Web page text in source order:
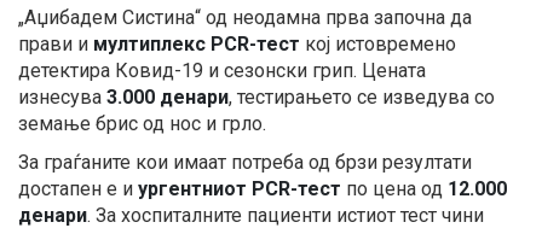
„Аџибадем Систина“ од неодамна прва започна да
прави и мултиплекс PCR-тест кој истовремено
детектира Ковид-19 и сезонски грип. Цената
изнесува 3.000 денари, тестирањето се изведува со
земање брис од нос и грло.
За граѓаните кои имаат потреба од брзи резултати
достапен е и ургентниот PCR-тест по цена од 12.000
денари. За хоспиталните пациенти истиот тест чини